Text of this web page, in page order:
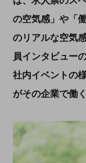
の空気感」や「
のリアルな空気
員インタビュー
社内イベントの
がその企業で働